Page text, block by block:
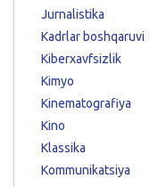
Jurnalistika
Kadrlar boshqaruvi
Kiberxavfsizlik
Kimyo
Kinematografiya
Kino
Klassika
Kommunikatsiya